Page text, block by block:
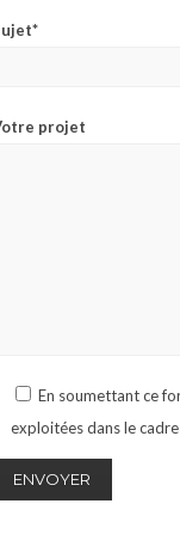
projet
En soumettant ce
exploitées dans le